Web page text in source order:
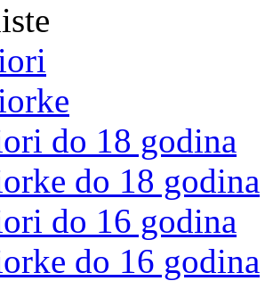
do 18 godina
do 18 godina
do 16 godina
do 16 godina